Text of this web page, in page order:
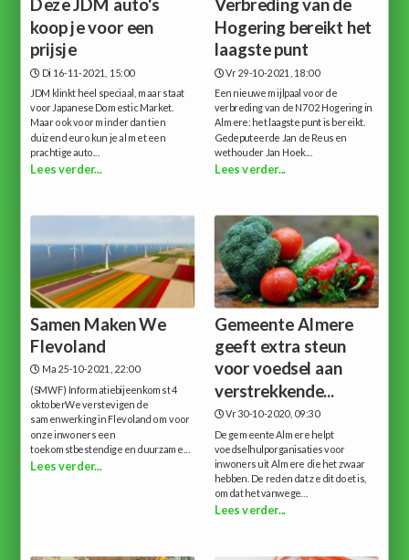
Deze JDM auto's
koop je voor een
prijsje
Di 16-11-2021, 15:00
JDM klinkt heel speciaal, maar staat
voor Japanese Domestic Market.
Maar ook voor minder dan tien
duizend euro kun je al met een
prachtige auto...
Lees verder...
Verbreding van de
Hogering bereikt het
laagste punt
Vr 29-10-2021, 18:00
Een nieuwe mijlpaal voor de
verbreding van de N702 Hogering in
Almere: het laagste punt is bereikt.
Gedeputeerde Jan de Reus en
wethouder Jan Hoek...
Lees verder...
Samen Maken We
Flevoland
Ma 25-10-2021, 22:00
(SMWF) Informatiebijeenkomst 4
oktoberWe verstevigen de
samenwerking in Flevoland om voor
onze inwoners een
toekomstbestendige en duurzame...
Lees verder...
Gemeente Almere
geeft extra steun
voor voedsel aan
verstrekkende...
Vr 30-10-2020, 09:30
De gemeente Almere helpt
voedselhulporganisaties voor
inwoners uit Almere die het zwaar
hebben. De reden dat ze dit doet is,
omdat het vanwege...
Lees verder...